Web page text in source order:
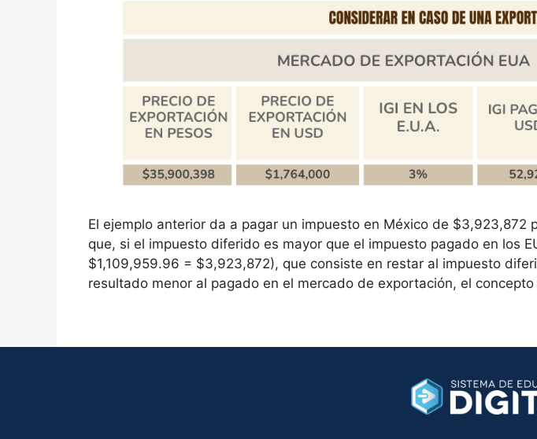
El ejemplo anterior da a pagar un impuesto en México de
que, si el impuesto diferido es mayor que el impuesto pagado en los
$1,109,959.96 = $3,923,872), que consiste en restar al impuesto
resultado menor al pagado en el mercado de exportación, el